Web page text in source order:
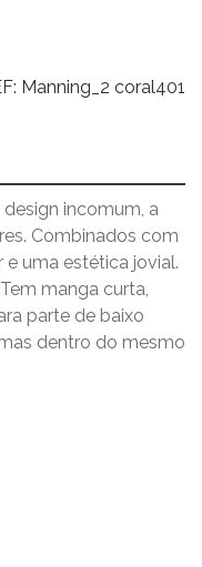
Manning_2 coral401
incomum, a
Combinados com
uma estética jovial.
manga curta,
parte de baixo
dentro do mesmo